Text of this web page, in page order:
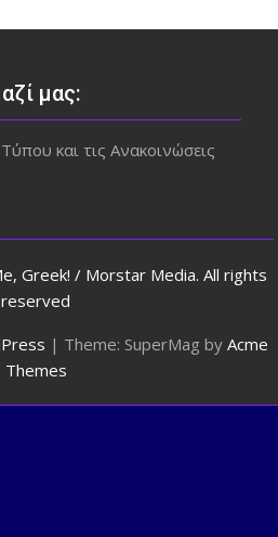
μας:
και τις Ανακοινώσεις
Greek! / Morstar Media. All rights
reserved
| Theme: SuperMag by Acme
Themes